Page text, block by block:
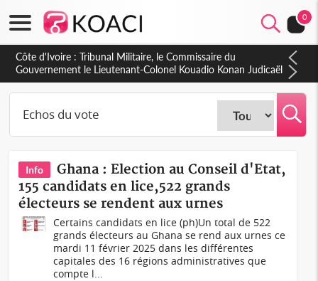
0
Côte d'Ivoire : Tribunal Militaire, le Commissaire du
Gouvernement le Lieutenant-Colonel Kouadio Konan Judicaël
fait le bilan de l'année judiciaire 2025-2026
Info
Ghana : Election au Conseil d'Etat,
155 candidats en lice,522 grands
électeurs se rendent aux urnes
Certains candidats en lice (ph)Un total de 522
grands électeurs au Ghana se rend aux urnes ce
mardi 11 février 2025 dans les différentes
capitales des 16 régions administratives que
compte l...